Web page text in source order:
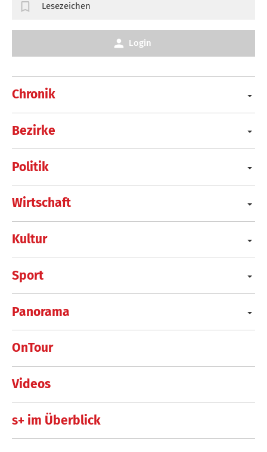
Chronik
Bezirke
Politik
Wirtschaft
Kultur
Sport
Panorama
OnTour
Videos
s+ im Überblick
Lesezeichen
Login